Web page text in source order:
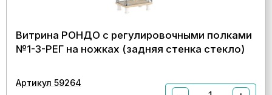
Витрина РОНДО с регулировочными полками
№1-3-РЕГ на ножках (задняя стенка стекло)
Артикул 59264